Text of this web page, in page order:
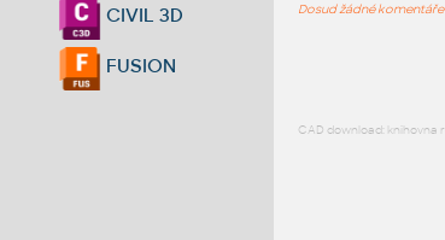
CIVIL 3D
FUSION
Dosud žádné
CAD download: